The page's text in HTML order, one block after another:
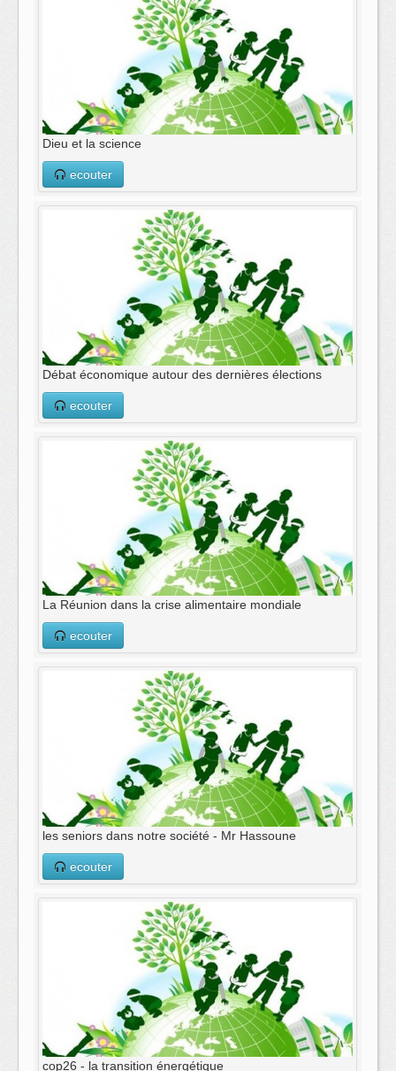
Dieu et la science
ecouter
Débat économique autour des dernières élections
ecouter
La Réunion dans la crise alimentaire mondiale
ecouter
les seniors dans notre société - Mr Hassoune
ecouter
cop26 - la transition énergétique